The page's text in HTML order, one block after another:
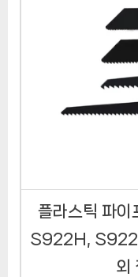
플라스틱 파이
S922H,
외